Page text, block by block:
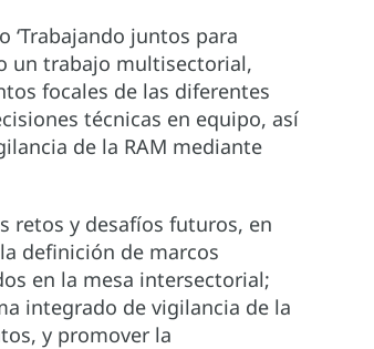
‘Trabajando juntos para
un trabajo multisectorial,
focales de las diferentes
técnicas en equipo, así
de la RAM mediante
retos y desafíos futuros, en
definición de marcos
en la mesa intersectorial;
integrado de vigilancia de la
y promover la